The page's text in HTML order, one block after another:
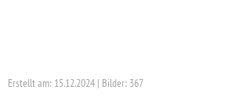
Erstellt am: 15.12.2024 | Bilder: 367